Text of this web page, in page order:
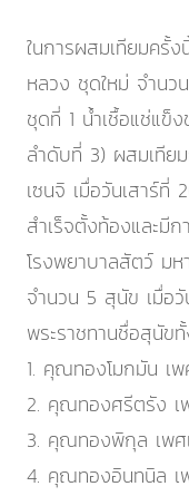
ในการผสมเทียมครั้
หลวง ชุดใหม่ จำน
ชุดที่ 1 น้ำเชื้อแช่แ
ลำดับที่ 3) ผสมเทีย
เซนจิ เมื่อวันเสาร์ที่
สำเร็จตั้งท้องและมี
โรงพยาบาลสัตว์ ม
จำนวน 5 สุนัข เมื่อ
พระราชทานชื่อสุนัข
1. คุณทองโมกมัน เ
2. คุณทองศรีตรัง เ
3. คุณทองพิกุล เพศ
4. คุณทองอินทนิล เ